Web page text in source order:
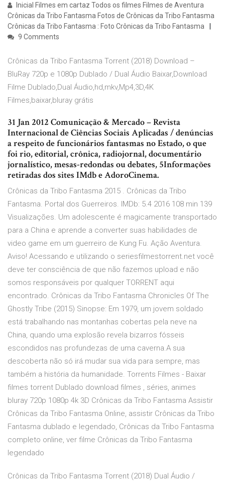
Inicial Filmes em cartaz Todos os filmes Filmes de Aventura
Crônicas da Tribo Fantasma Fotos de Crônicas da Tribo Fantasma
Crônicas da Tribo Fantasma : Foto Crônicas da Tribo Fantasma
9 Comments
Crônicas da Tribo Fantasma Torrent (2018) Download –
BluRay 720p e 1080p Dublado / Dual Áudio Baixar,Download
Filme Dublado,Dual Áudio,hd,mkv,Mp4,3D,4K
Filmes,baixar,bluray grátis
31 Jan 2012 Comunicação & Mercado – Revista
Internacional de Ciências Sociais Aplicadas / denúncias
a respeito de funcionários fantasmas no Estado, o que
foi rio, editorial, crônica, radiojornal, documentário
jornalístico, mesas-redondas ou debates, 5Informações
retiradas dos sites IMdb e AdoroCinema.
Crônicas da Tribo Fantasma 2015 . Crônicas da Tribo
Fantasma. Portal dos Guerreiros. IMDb: 5.4 2016 108 min 139
Visualizações. Um adolescente é magicamente transportado
para a China e aprende a converter suas habilidades de
video game em um guerreiro de Kung Fu. Ação Aventura.
Aviso! Acessando e utilizando o seriesfilmestorrent.net você
deve ter consciência de que não fazemos upload e não
somos responsáveis por qualquer TORRENT aqui
encontrado. Crônicas da Tribo Fantasma Chronicles Of The
Ghostly Tribe (2015) Sinopse: Em 1979, um jovem soldado
está trabalhando nas montanhas cobertas pela neve na
China, quando uma explosão revela bizarros fósseis
escondidos nas profundezas de uma caverna.A sua
descoberta não só irá mudar sua vida para sempre, mas
também a história da humanidade. Torrents Filmes - Baixar
filmes torrent Dublado download filmes , séries, animes
bluray 720p 1080p 4k 3D Crônicas da Tribo Fantasma Assistir
Crônicas da Tribo Fantasma Online, assistir Crônicas da Tribo
Fantasma dublado e legendado, Crônicas da Tribo Fantasma
completo online, ver filme Crônicas da Tribo Fantasma
legendado
Crônicas da Tribo Fantasma Torrent (2018) Dual Áudio /